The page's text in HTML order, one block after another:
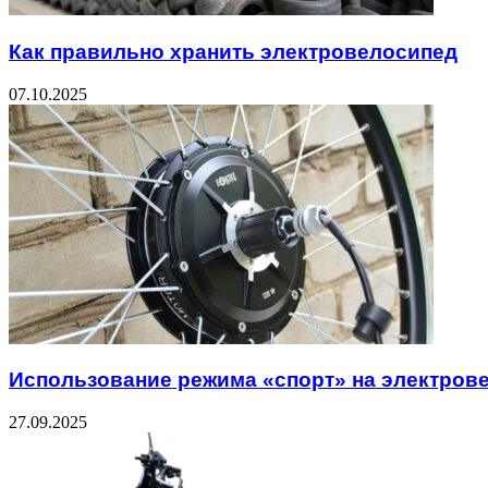
Как правильно хранить электровелосипед
07.10.2025
Использование режима «спорт» на
27.09.2025